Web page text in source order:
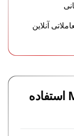
آنلاین
چه کسانی باید از MT5 استفاده